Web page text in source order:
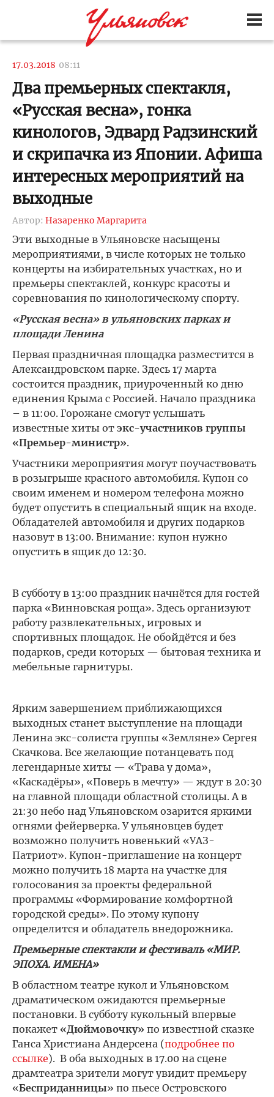
17.03.2018 08:11
Два премьерных спектакля,
«Русская весна», гонка
кинологов, Эдвард Радзинский
и скрипачка из Японии. Афиша
интересных мероприятий на
выходные
Автор: Назаренко Маргарита
Эти выходные в Ульяновске насыщены
мероприятиями, в числе которых не только
концерты на избирательных участках, но и
премьеры спектаклей, конкурс красоты и
соревнования по кинологическому спорту.
«Русская весна» в ульяновских парках и
площади Ленина
Первая праздничная площадка разместится в
Александровском парке. Здесь 17 марта
состоится праздник, приуроченный ко дню
единения Крыма с Россией. Начало праздника
– в 11:00. Горожане смогут услышать
известные хиты от экс-участников группы
«Премьер-министр».
Участники мероприятия могут поучаствовать
в розыгрыше красного автомобиля. Купон со
своим именем и номером телефона можно
будет опустить в специальный ящик на входе.
Обладателей автомобиля и других подарков
назовут в 13:00. Внимание: купон нужно
опустить в ящик до 12:30.
В субботу в 13:00 праздник начнётся для гостей
парка «Винновская роща». Здесь организуют
работу развлекательных, игровых и
спортивных площадок. Не обойдётся и без
подарков, среди которых — бытовая техника и
мебельные гарнитуры.
Ярким завершением приближающихся
выходных станет выступление на площади
Ленина экс-солиста группы «Земляне» Сергея
Скачкова. Все желающие потанцевать под
легендарные хиты — «Трава у дома»,
«Каскадёры», «Поверь в мечту» — ждут в 20:30
на главной площади областной столицы. А в
21:30 небо над Ульяновском озарится яркими
огнями фейерверка. У ульяновцев будет
возможно получить новенький «УАЗ-
Патриот». Купон-приглашение на концерт
можно получить 18 марта на участке для
голосования за проекты федеральной
программы «Формирование комфортной
городской среды». По этому купону
определится и обладатель внедорожника.
Премьерные спектакли и фестиваль «МИР.
ЭПОХА. ИМЕНА»
В областном театре кукол и Ульяновском
драматическом ожидаются премьерные
постановки. В субботу кукольный впервые
покажет «Дюймовочку» по известной сказке
Ганса Христиана Андерсена (подробнее по
ссылке). В оба выходных в 17.00 на сцене
драмтеатра зрители могут увидит премьеру
«Бесприданницы» по пьесе Островского